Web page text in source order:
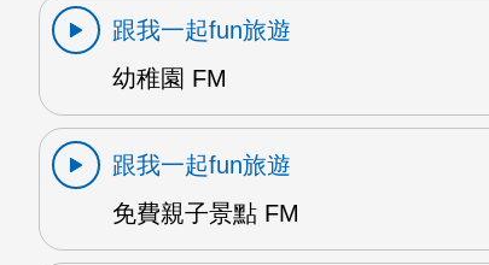
跟我一起fun旅遊
幼稚園 FM
跟我一起fun旅遊
免費親子景點 FM